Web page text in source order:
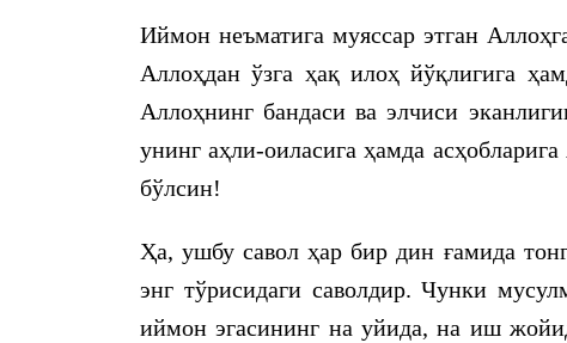
Иймон неъматига муяссар этган
Аллоҳдан ўзга ҳақ илоҳ йўқлигига
Аллоҳнинг бандаси ва элчиси
унинг аҳли-оиласига ҳамда
бўлсин!
Ҳа, ушбу савол ҳар бир дин ғамида
энг тўрисидаги саволдир. Чунки
иймон эгасининг на уйида, на иш